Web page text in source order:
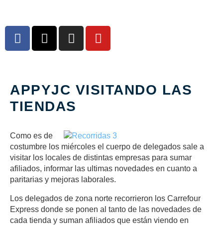
APPYJC VISITANDO LAS
TIENDAS
Como es de
costumbre los miércoles el cuerpo de delegados sale a
visitar los locales de distintas empresas para sumar
afiliados, informar las ultimas novedades en cuanto a
paritarias y mejoras laborales.
Los delegados de zona norte recorrieron los Carrefour
Express donde se ponen al tanto de las novedades de
cada tienda y suman afiliados que están viendo en